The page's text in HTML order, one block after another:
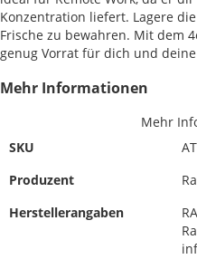
Konzentration liefert. Lagere
Frische zu bewahren. Mit dem
genug Vorrat für dich und deine
Mehr Informationen
Mehr
SKU
Produzent
Herstellerangaben